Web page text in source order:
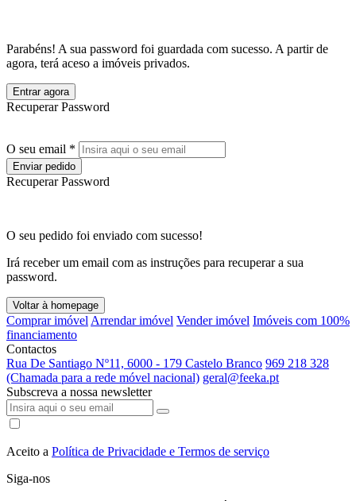
Parabéns! A sua password foi guardada com sucesso. A partir de
agora, terá aceso a imóveis privados.
Entrar agora
Recuperar Password
O seu email *
Enviar pedido
Recuperar Password
O seu pedido foi enviado com sucesso!
Irá receber um email com as instruções para recuperar a sua
password.
Voltar à homepage
Comprar imóvel Arrendar imóvel Vender imóvel Imóveis com 100%
financiamento
Contactos
Rua De Santiago Nº11, 6000 - 179 Castelo Branco 969 218 328
(Chamada para a rede móvel nacional) geral@feeka.pt
Subscreva a nossa newsletter
Aceito a Política de Privacidade e Termos de serviço
Siga-nos